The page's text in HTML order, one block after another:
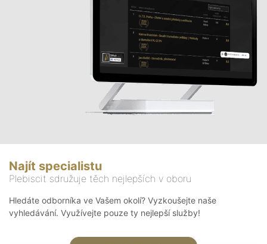
Najít specialistu
Plebiscit sdružuje těch nejlepších v oboru
Hledáte odborníka ve Vašem okolí? Vyzkoušejte naše
vyhledávání. Využívejte pouze ty nejlepší služby!